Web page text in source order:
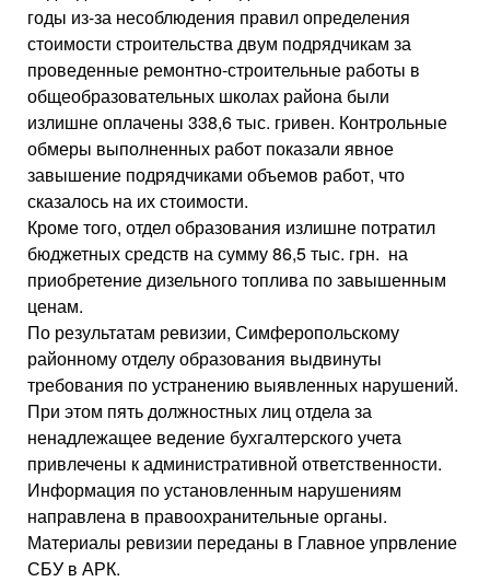
годы из-за несоблюдения правил определения
стоимости строительства двум подрядчикам за
проведенные ремонтно-строительные работы в
общеобразовательных школах района были
излишне оплачены 338,6 тыс. гривен. Контрольные
обмеры выполненных работ показали явное
завышение подрядчиками объемов работ, что
сказалось на их стоимости.
Кроме того, отдел образования излишне потратил
бюджетных средств на сумму 86,5 тыс. грн. на
приобретение дизельного топлива по завышенным
ценам.
По результатам ревизии, Симферопольскому
районному отделу образования выдвинуты
требования по устранению выявленных нарушений.
При этом пять должностных лиц отдела за
ненадлежащее ведение бухгалтерского учета
привлечены к административной ответственности.
Информация по установленным нарушениям
направлена в правоохранительные органы.
Материалы ревизии переданы в Главное упрвление
СБУ в АРК.